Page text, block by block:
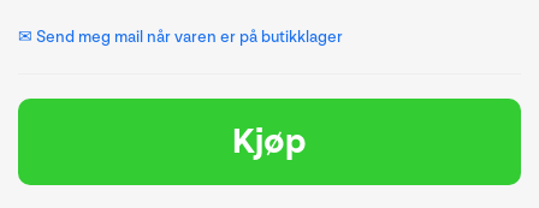
✉ Send meg mail når varen er på butikklager
Kjøp